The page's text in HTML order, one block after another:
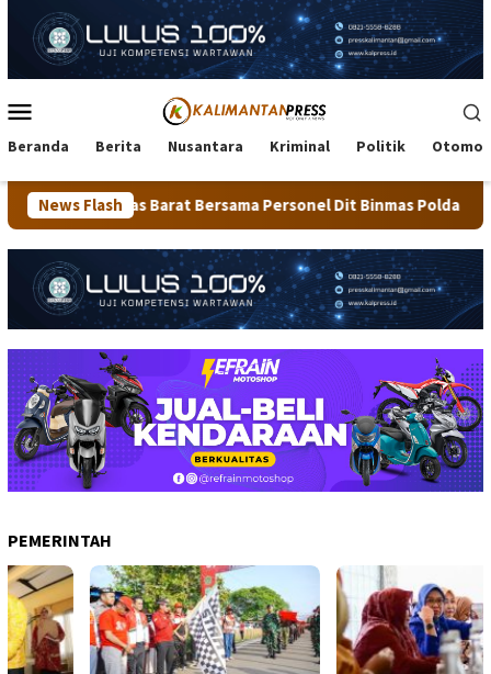
konten
Mobile
Beranda Berita Nusantara Kriminal Politik
News Flash
Barat Bersama Personel Dit Binmas Polda Kaltara Salurkan
PEMERINTAH